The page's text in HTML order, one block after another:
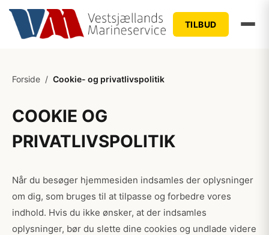
TILBUD
Forside / Cookie- og privatlivspolitik
COOKIE OG
PRIVATLIVSPOLITIK
Når du besøger hjemmesiden indsamles der oplysninger
om dig, som bruges til at tilpasse og forbedre vores
indhold. Hvis du ikke ønsker, at der indsamles
oplysninger, bør du slette dine cookies og undlade videre